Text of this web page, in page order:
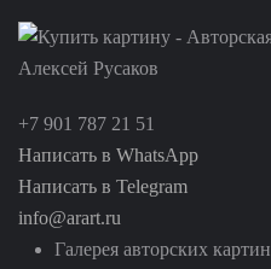
+7 901 787 21 51
Написать в WhatsApp
Написать в Telegram
info@arart.ru
Галерея авторских